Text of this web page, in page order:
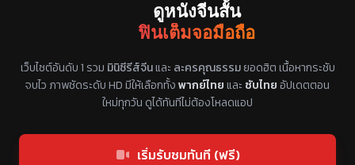
ดูหนังจีนสั้น
ฟินเต็มจอมือถือ
เว็บไซต์อันดับ 1 รวม มินิซีรีส์จีนและ ละครคุณธรรมยอดฮิต เนื้อหากระชับ
จบไว ภาพชัดระดับ HD มีให้เลือกทั้งพากย์ไทยและ ซับไทยอัปเดตตอน
ใหม่ทุกวัน ดูได้ทันทีไม่ต้องโหลดแอป
เริ่มรับชมทันที (ฟรี)